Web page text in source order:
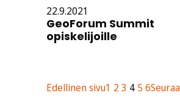
22.9.2021
GeoForum Summit
opiskelijoille
Edellinen sivu1 2 3 4 5 6